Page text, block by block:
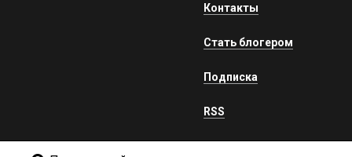
Контакты
Стать блогером
Подписка
RSS